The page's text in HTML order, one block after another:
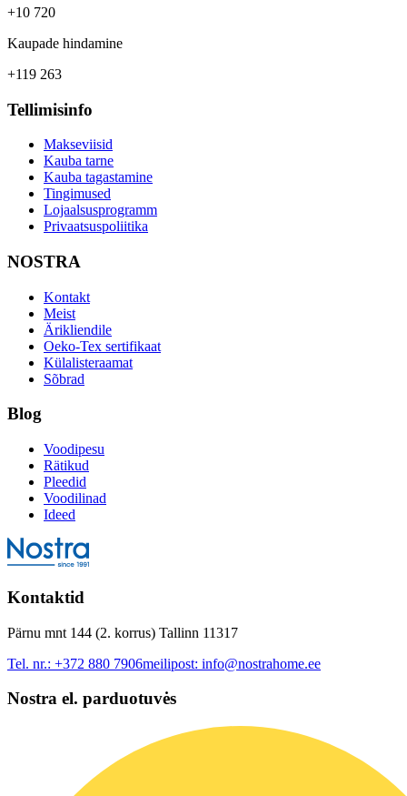
+10 720
Kaupade hindamine
+119 263
Tellimisinfo
Makseviisid
Kauba tarne
Kauba tagastamine
Tingimused
Lojaalsusprogramm
Privaatsuspoliitika
NOSTRA
Kontakt
Meist
Ärikliendile
Oeko-Tex sertifikaat
Külalisteraamat
Sõbrad
Blog
Voodipesu
Rätikud
Pleedid
Voodilinad
Ideed
Kontaktid
Pärnu mnt 144 (2. korrus) Tallinn 11317
Tel. nr.: +372 880 7906meilipost: info@nostrahome.ee
Nostra el. parduotuvės